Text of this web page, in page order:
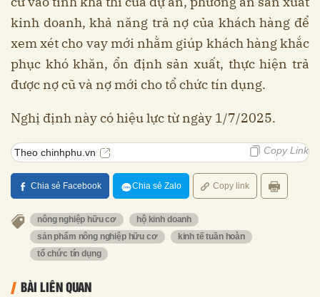
kinh doanh, khả năng trả nợ của khách hàng để
xem xét cho vay mới nhằm giúp khách hàng khắc
phục khó khăn, ổn định sản xuất, thực hiện trả
được nợ cũ và nợ mới cho tổ chức tín dụng.
Nghị định này có hiệu lực từ ngày 1/7/2025.
Theo chinhphu.vn Copy Link
Chia sẻ Facebook Chia sẻ Zalo Copy link
nông nghiệp hữu cơ
hộ kinh doanh
sản phẩm nông nghiệp hữu cơ
kinh tế tuần hoàn
tổ chức tín dụng
BÀI LIÊN QUAN